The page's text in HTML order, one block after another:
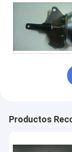
Productos